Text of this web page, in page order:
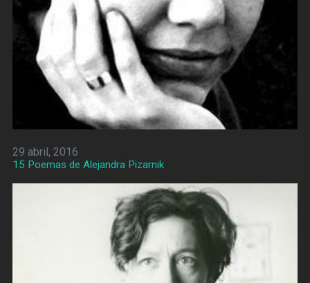
29 abril, 2016
15 Poemas de Alejandra Pizarnik